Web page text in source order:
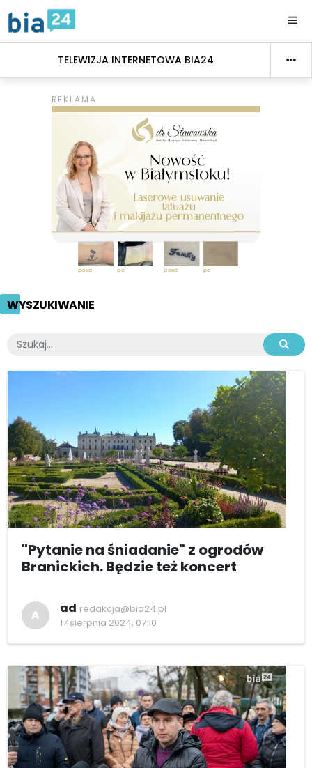
TELEWIZJA INTERNETOWA BIA24
WYSZUKIWANIE
"Pytanie na śniadanie" z ogrodów
Branickich. Będzie też koncert
A ad redakcja@bia24.pl
17 sierpnia 2024, 07:10